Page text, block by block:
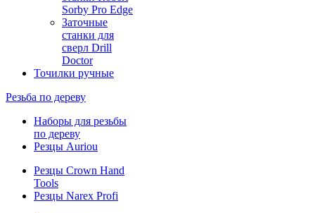
Sorby Pro Edge
Заточные
станки для
сверл Drill
Doctor
Точилки ручные
Резьба по дереву
Наборы для резьбы
по дереву
Резцы Auriou
Резцы Crown Hand
Tools
Резцы Narex Profi